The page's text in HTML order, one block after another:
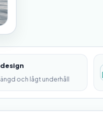
och lågt underhåll